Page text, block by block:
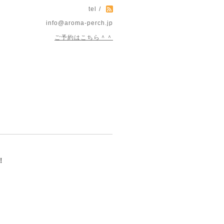
tel /
info@aroma-perch.jp
ご予約はこちら＾＾